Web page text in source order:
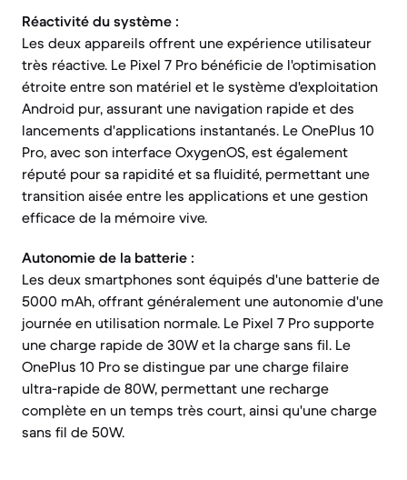
Réactivité du système :
Les deux appareils offrent une expérience utilisateur
très réactive. Le Pixel 7 Pro bénéficie de l'optimisation
étroite entre son matériel et le système d'exploitation
Android pur, assurant une navigation rapide et des
lancements d'applications instantanés. Le OnePlus 10
Pro, avec son interface OxygenOS, est également
réputé pour sa rapidité et sa fluidité, permettant une
transition aisée entre les applications et une gestion
efficace de la mémoire vive.
Autonomie de la batterie :
Les deux smartphones sont équipés d'une batterie de
5000 mAh, offrant généralement une autonomie d'une
journée en utilisation normale. Le Pixel 7 Pro supporte
une charge rapide de 30W et la charge sans fil. Le
OnePlus 10 Pro se distingue par une charge filaire
ultra-rapide de 80W, permettant une recharge
complète en un temps très court, ainsi qu'une charge
sans fil de 50W.